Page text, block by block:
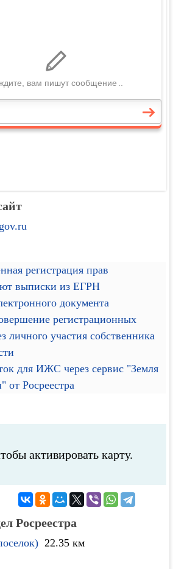
регистрация прав
выписки из ЕГРН
документа
регистрационных
личного участия собственника
для ИЖС через сервис "Земля
от Росреестра
активировать карту.
Росреестра
22.35 км